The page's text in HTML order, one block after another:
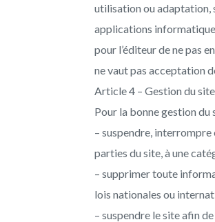
utilisation ou adaptation,
applications
pour l’éditeur de ne pas
ne vaut pas acceptation
Article 4 – Gestion du site
Pour la bonne gestion du
– suspendre, interrompre
parties du site, à une
– supprimer toute
lois nationales ou
– suspendre le site afin